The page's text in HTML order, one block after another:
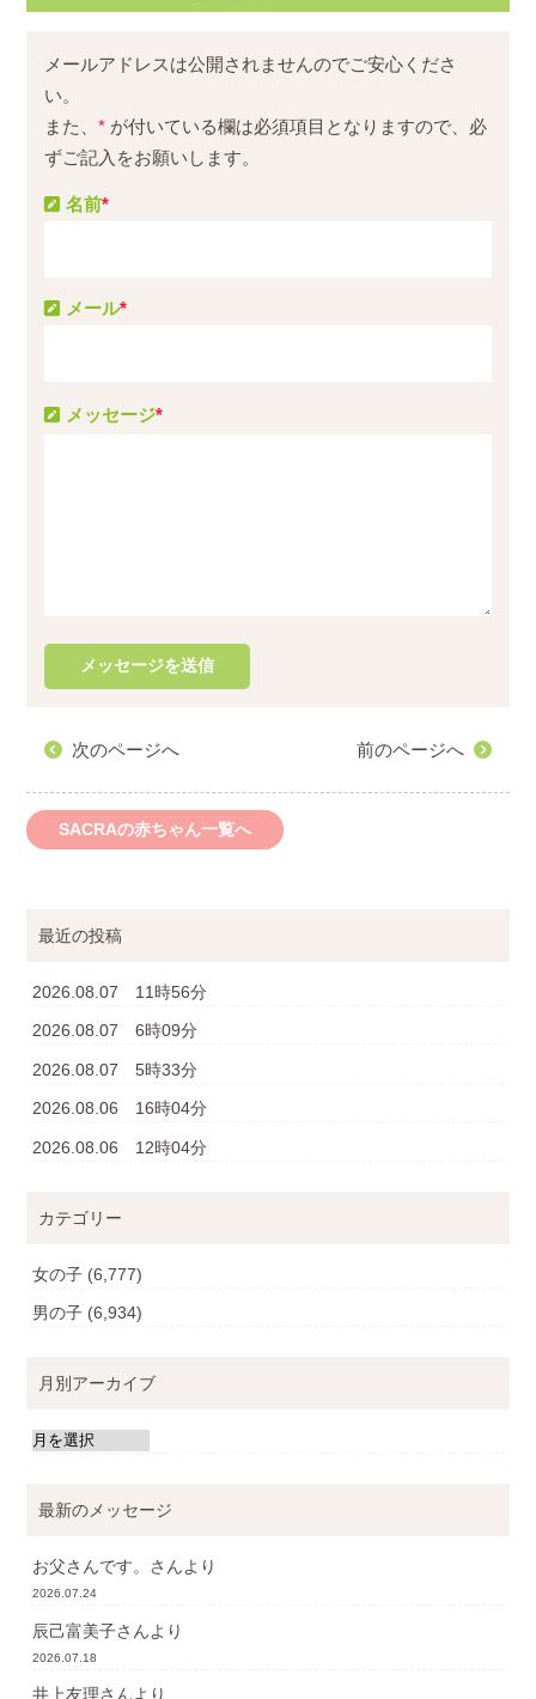
メールアドレスは公開されませんのでご安心くださ
い。
また、* が付いている欄は必須項目となりますので、必
ずご記入をお願いします。
メッセージ*
名前*
メール*
次のページへ 前のページへ
SACRAの赤ちゃん一覧へ
最近の投稿
2026.08.07 11時56分
2026.08.07 6時09分
2026.08.07 5時33分
2026.08.06 16時04分
2026.08.06 12時04分
カテゴリー
女の子 (6,777)
男の子 (6,934)
月別アーカイブ
最新のメッセージ
お父さんです。 さんより
2026.07.24
辰己富美子さんより
2026.07.18
井上友理さんより